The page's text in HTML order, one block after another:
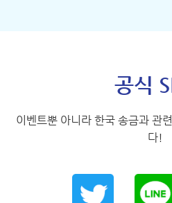
공식
이벤트뿐 아니라 한국 송금과 관
다!